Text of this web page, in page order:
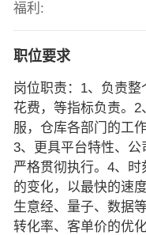
福利:
职位要求
岗位职责：1、负责整
花费，等指标负责。
服，仓库各部门的工
3、更具平台特性、
严格贯彻执行。4、
的变化，以最快的速
生意经、量子、数据
转化率、客单价的优